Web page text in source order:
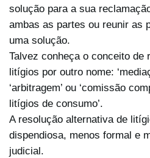
solução para a sua
ambas as partes ou reunir as
uma solução.
Talvez conheça o conceito de
litígios por outro nome:
‘arbitragem’ ou ‘comissão
litígios de consumo’.
A resolução alternativa de
dispendiosa, menos formal e
judicial.